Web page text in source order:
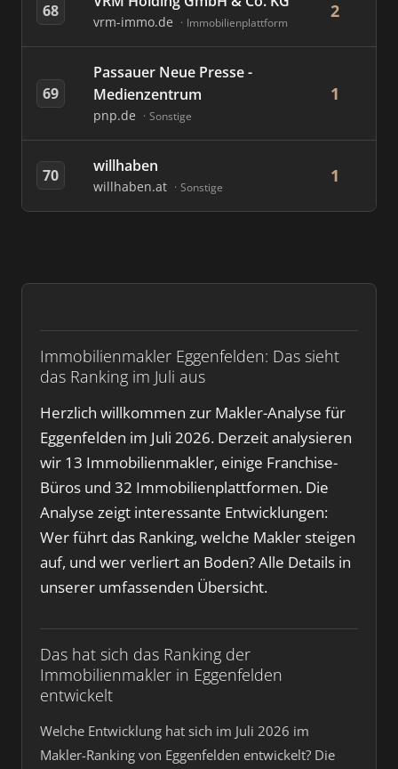
Immobilienmakler Eggenfelden: Das sieht
das Ranking im Juli aus
Herzlich willkommen zur Makler-Analyse für
Eggenfelden im Juli 2026. Derzeit analysieren
wir 13 Immobilienmakler, einige Franchise-
Büros und 32 Immobilienplattformen. Die
Analyse zeigt interessante Entwicklungen:
Wer führt das Ranking, welche Makler steigen
auf, und wer verliert an Boden? Alle Details in
unserer umfassenden Übersicht.
Das hat sich das Ranking der
Immobilienmakler in Eggenfelden
entwickelt
Welche Entwicklung hat sich im Juli 2026 im
Makler-Ranking von Eggenfelden entwickelt? Die
68
vrm-immo.de Immobilienplattform
2
69
Passauer Neue Presse -
Medienzentrum
pnp.de Sonstige
1
70 willhaben
willhaben.at Sonstige
1